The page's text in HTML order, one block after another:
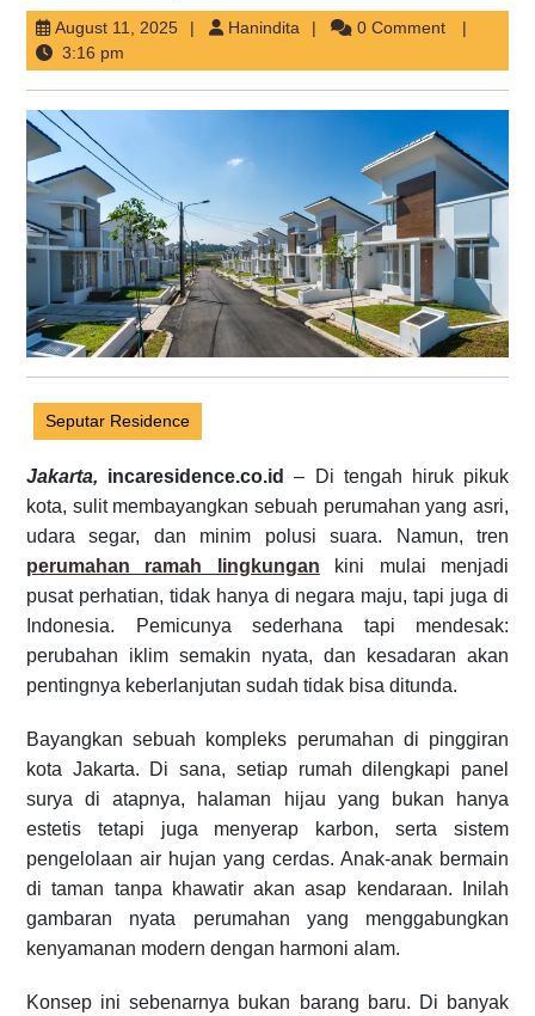
August 11, 2025August
2025
Hanindita Hanindita0 Comment
3:16 pm
Seputar Residence
Jakarta, incaresidence.co.id
– Di tengah hiruk pikuk
kota, sulit membayangkan sebuah perumahan yang asri,
udara segar, dan minim polusi suara. Namun, tren
perumahan ramah lingkungan kini mulai menjadi
pusat perhatian, tidak hanya di negara maju, tapi juga di
Indonesia. Pemicunya sederhana tapi mendesak:
perubahan iklim semakin nyata, dan kesadaran akan
pentingnya keberlanjutan sudah tidak bisa ditunda.
Bayangkan sebuah kompleks perumahan di pinggiran
kota Jakarta. Di sana, setiap rumah dilengkapi panel
surya di atapnya, halaman hijau yang bukan hanya
estetis tetapi juga menyerap karbon, serta sistem
pengelolaan air hujan yang cerdas. Anak-anak bermain
di taman tanpa khawatir akan asap kendaraan. Inilah
gambaran nyata perumahan yang menggabungkan
kenyamanan modern dengan harmoni alam.
Konsep ini sebenarnya bukan barang baru. Di banyak